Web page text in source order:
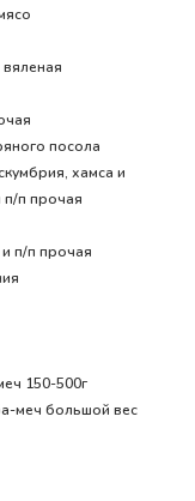
посола
хамса и
п/п прочая
п/п прочая
150-500г
меч большой вес